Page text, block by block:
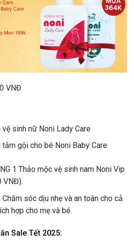
VNĐ
sinh nữ Noni Lady Care
tắm gội cho bé Noni Baby Care
1 Thảo mộc vệ sinh nam Noni Vip
VNĐ).
Chăm sóc dịu nhẹ và an toàn cho cả
hợp cho mẹ và bé.
Sale Tết 2025: